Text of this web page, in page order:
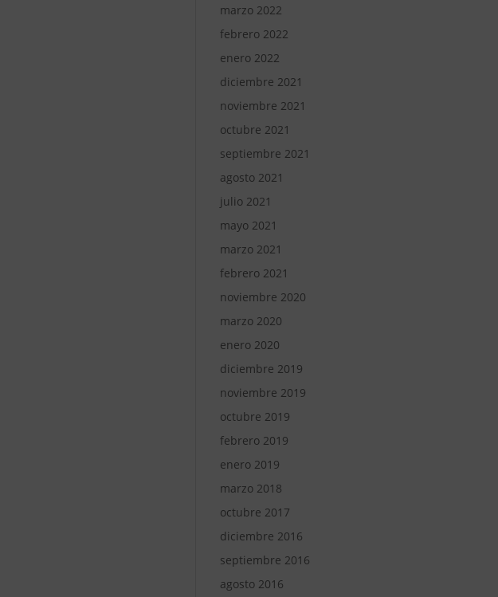
marzo 2022
febrero 2022
enero 2022
diciembre 2021
noviembre 2021
octubre 2021
septiembre 2021
agosto 2021
julio 2021
mayo 2021
marzo 2021
febrero 2021
noviembre 2020
marzo 2020
enero 2020
diciembre 2019
noviembre 2019
octubre 2019
febrero 2019
enero 2019
marzo 2018
octubre 2017
diciembre 2016
septiembre 2016
agosto 2016